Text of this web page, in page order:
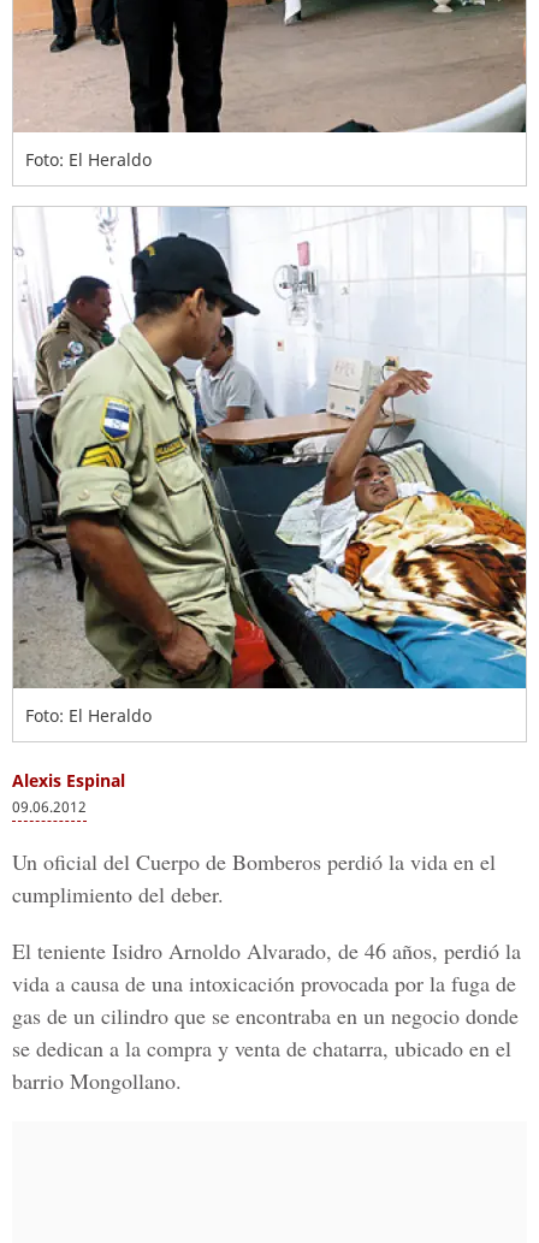
Foto: El Heraldo
Foto: El Heraldo
Alexis Espinal
09.06.2012
Un oficial del Cuerpo de Bomberos perdió la vida en el
cumplimiento del deber.
El teniente Isidro Arnoldo Alvarado, de 46 años, perdió la
vida a causa de una intoxicación provocada por la fuga de
gas de un cilindro que se encontraba en un negocio donde
se dedican a la compra y venta de chatarra, ubicado en el
barrio Mongollano.